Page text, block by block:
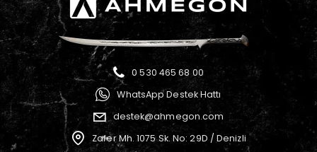
0 530 465 68 00
WhatsApp Destek Hattı
destek@ahmegon.com
Zafer Mh. 1075 Sk. No: 29D / Denizli